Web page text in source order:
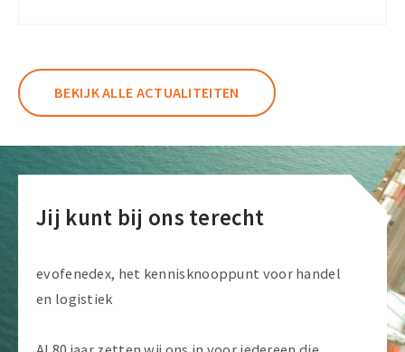
BEKIJK ALLE ACTUALITEITEN
Jij kunt bij ons terecht
evofenedex, het kennisknooppunt voor handel
en logistiek